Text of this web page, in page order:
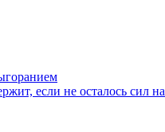
если не осталось сил